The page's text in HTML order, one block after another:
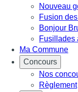
Nouveau
Fusion
Bonjour
Fusillades
Ma Commune
Concours
Nos
Règlement